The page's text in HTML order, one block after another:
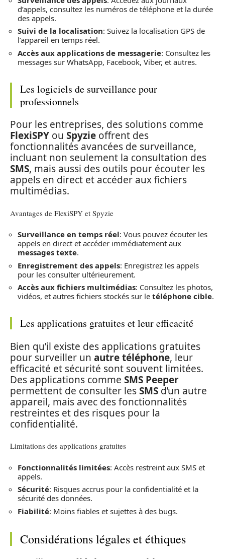
d’appels, consultez les numéros de téléphone et la durée
des appels.
Suivi de la localisation: Suivez la localisation GPS de
l’appareil en temps réel.
Accès aux applications de messagerie: Consultez les
messages sur WhatsApp, Facebook, Viber, et autres.
Les logiciels de surveillance pour
professionnels
Pour les entreprises, des solutions comme
FlexiSPY ou Spyzie offrent des
fonctionnalités avancées de surveillance,
incluant non seulement la consultation des
SMS, mais aussi des outils pour écouter les
appels en direct et accéder aux fichiers
multimédias.
Avantages de FlexiSPY et Spyzie
Surveillance en temps réel: Vous pouvez écouter les
appels en direct et accéder immédiatement aux
messages texte.
Enregistrement des appels: Enregistrez les appels
pour les consulter ultérieurement.
Accès aux fichiers multimédias: Consultez les photos,
vidéos, et autres fichiers stockés sur le téléphone cible.
Les applications gratuites et leur efficacité
Bien qu’il existe des applications gratuites
pour surveiller un autre téléphone, leur
efficacité et sécurité sont souvent limitées.
Des applications comme SMS Peeper
permettent de consulter lesSMS d’un autre
appareil, mais avec des fonctionnalités
restreintes et des risques pour la
confidentialité.
Limitations des applications gratuites
Fonctionnalités limitées: Accès restreint aux SMS et
appels.
Sécurité: Risques accrus pour la confidentialité et la
sécurité des données.
Fiabilité: Moins fiables et sujettes à des bugs.
Considérations légales et éthiques